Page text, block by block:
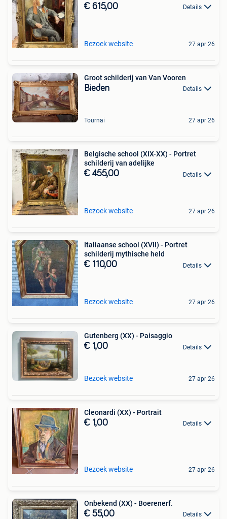
€ 615,00 Details
Bezoek website 27 apr 26
Groot schilderij van Van Vooren
Bieden Details
Tournai 27 apr 26
Belgische school (XIX-XX) - Portret
schilderij van adelijke
€ 455,00 Details
Bezoek website 27 apr 26
Italiaanse school (XVII) - Portret
schilderij mythische held
€ 110,00 Details
Bezoek website 27 apr 26
Gutenberg (XX) - Paisaggio
€ 1,00 Details
Bezoek website 27 apr 26
Cleonardi (XX) - Portrait
€ 1,00 Details
Bezoek website 27 apr 26
Onbekend (XX) - Boerenerf.
€ 55,00 Details